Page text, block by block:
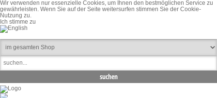
Wir verwenden nur essenzielle Cookies, um Ihnen den bestmöglichen Service zu
gewährleisten. Wenn Sie auf der Seite weitersurfen stimmen Sie der Cookie-
Nutzung zu.
Ich stimme zu